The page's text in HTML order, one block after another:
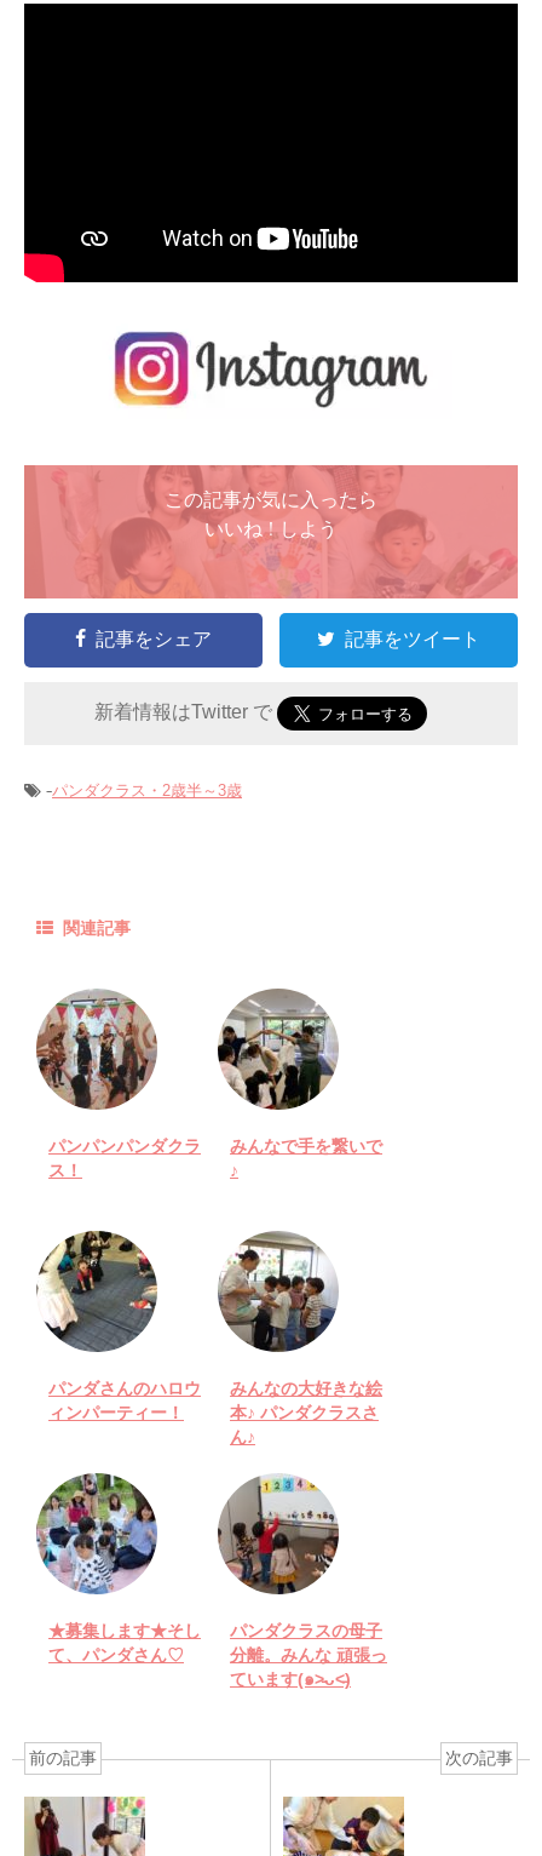
この記事が気に入ったら
いいね ! しよう
記事をシェア 記事をツイート
新着情報はTwitter で
-パンダクラス・2歳半～3歳
関連記事
パンパンパンダクラ
ス！
みんなで手を繋いで
♪
パンダさんのハロウ
ィンパーティー！
みんなの大好きな絵
本♪ パンダクラスさ
ん♪
★募集します★そし
て、パンダさん♡
パンダクラスの母子
分離。みんな 頑張っ
ています(๑˃̵ᴗ˂̵)
前の記事 次の記事